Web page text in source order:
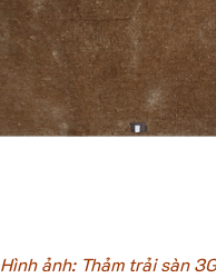
Hình ảnh: Thảm trải sàn